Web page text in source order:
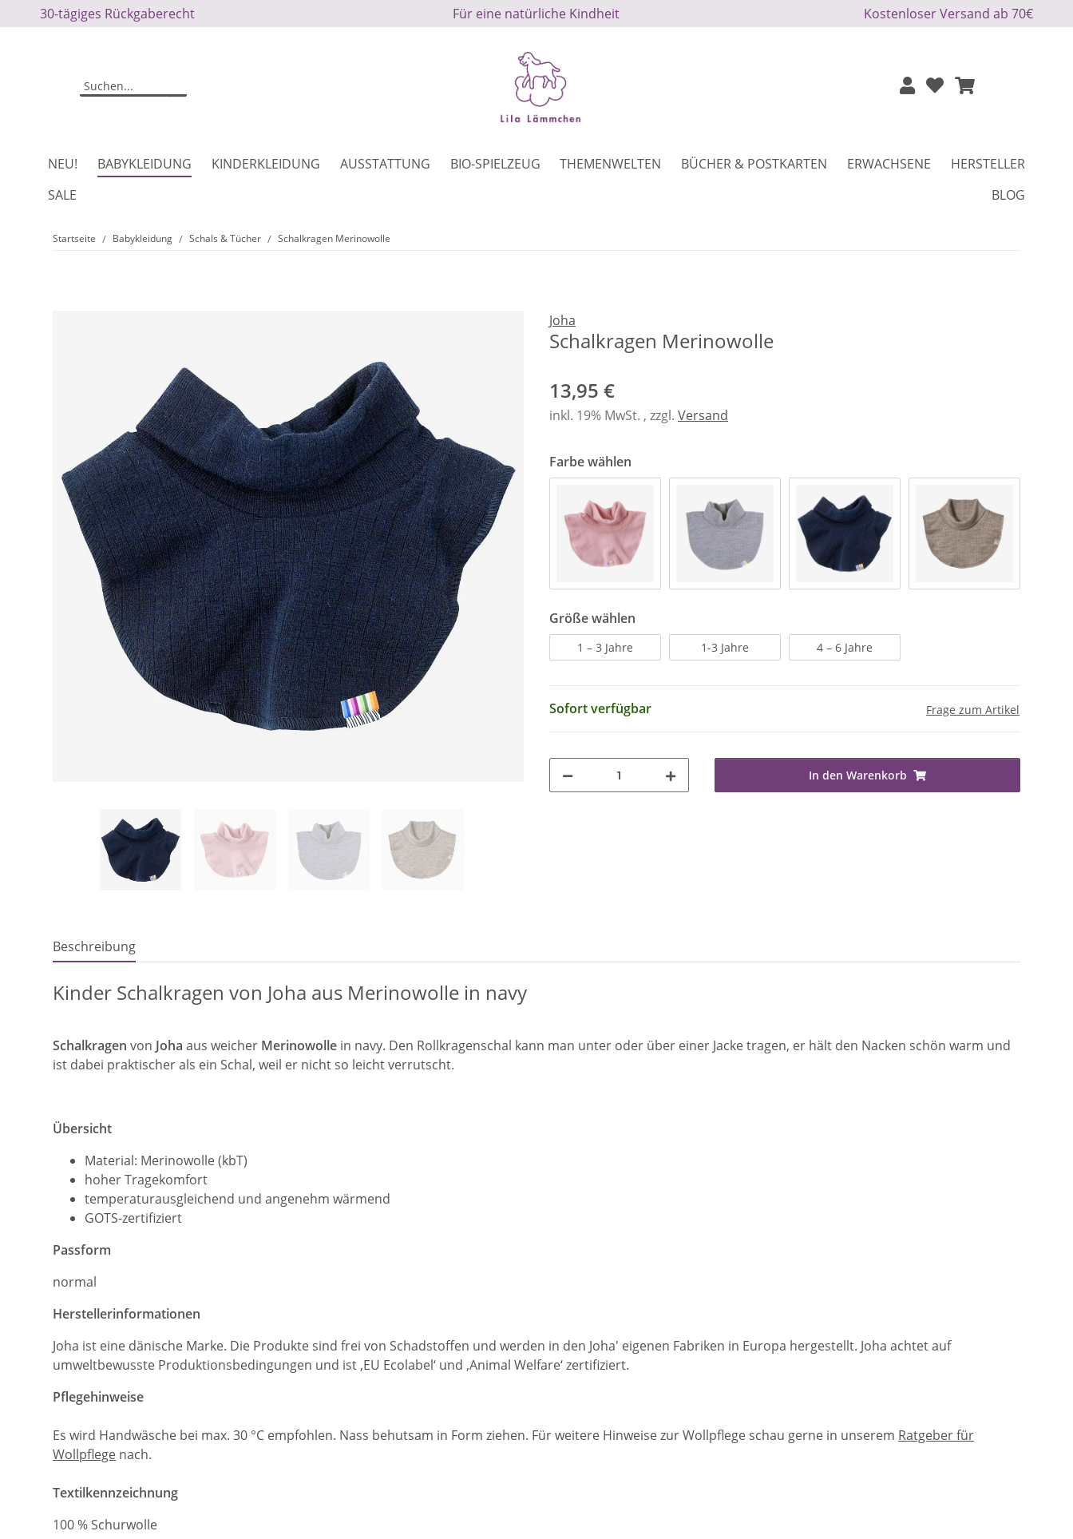
30-tägiges Rückgaberecht Für eine natürliche Kindheit Kostenloser Versand ab 70€
NEU! BABYKLEIDUNG KINDERKLEIDUNG AUSSTATTUNG BIO-SPIELZEUG THEMENWELTEN BÜCHER & POSTKARTEN ERWACHSENE
HERSTELLER
SALE
BLOG
Startseite Babykleidung Schals & Tücher Schalkragen Merinowolle
Joha
Schalkragen Merinowolle
13,95 €
inkl. 19% MwSt. , zzgl. Versand
Farbe wählen
Größe wählen
1 – 3 Jahre 1-3 Jahre 4 – 6 Jahre
Sofort verfügbar Frage zum Artikel
In den Warenkorb
Beschreibung
Kinder Schalkragen von Joha aus Merinowolle in navy
Schalkragen von Joha aus weicher Merinowolle in navy. Den Rollkragenschal kann man unter oder über einer Jacke tragen, er hält den Nacken schön warm und
ist dabei praktischer als ein Schal, weil er nicht so leicht verrutscht.
Übersicht
Material: Merinowolle (kbT)
hoher Tragekomfort
temperaturausgleichend und angenehm wärmend
GOTS-zertifiziert
Passform
normal
Herstellerinformationen
Joha ist eine dänische Marke. Die Produkte sind frei von Schadstoffen und werden in den Joha' eigenen Fabriken in Europa hergestellt. Joha achtet auf
umweltbewusste Produktionsbedingungen und ist ‚EU Ecolabel‘ und ‚Animal Welfare‘ zertifiziert.
Pflegehinweise
Es wird Handwäsche bei max. 30 °C empfohlen. Nass behutsam in Form ziehen. Für weitere Hinweise zur Wollpflege schau gerne in unserem Ratgeber für
Wollpflege nach.
Textilkennzeichnung
100 % Schurwolle